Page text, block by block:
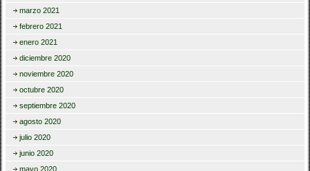
marzo 2021
febrero 2021
enero 2021
diciembre 2020
noviembre 2020
octubre 2020
septiembre 2020
agosto 2020
julio 2020
junio 2020
mayo 2020